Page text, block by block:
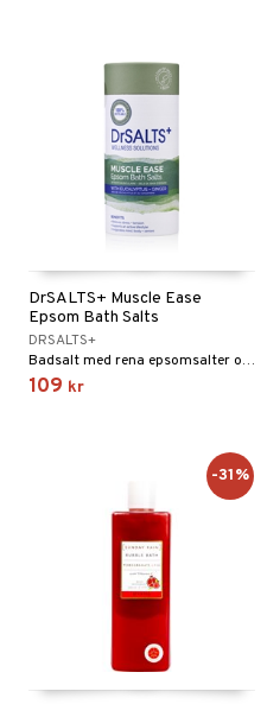
DrSALTS+ Muscle Ease
Epsom Bath Salts
DRSALTS+
Badsalt med rena epsomsalter och eteriska oljor för dig med aktiv livsstil.
109 kr
-31%